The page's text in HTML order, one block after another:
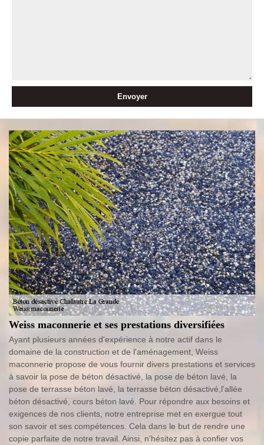
Weiss maconnerie et ses prestations diversifiées
Ayant plusieurs années d'expérience à notre actif dans le
domaine de la construction et de l'aménagement, Weiss
maconnerie propose de vous fournir divers prestations et services
à savoir la pose de béton désactivé, la pose de béton lavé, la
pose de terrasse béton lavé, la terrasse béton désactivé,l'allée
béton désactivé, cours béton lavé. Pour répondre aux besoins et
exigences de nos clients, notre entreprise met en exergue tout
son savoir et ses compétences. Cela dans le but de rendre une
copie parfaite de notre travail. Ainsi, n'hésitez pas à confier vos